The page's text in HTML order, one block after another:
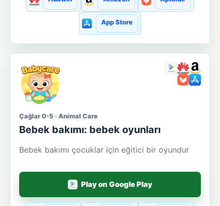
App Store
Çağlar 0-5 · Animal Care
Bebek bakımı: bebek oyunları
Bebek bakımı çocuklar için eğitici bir oyundur
Play on Google Play